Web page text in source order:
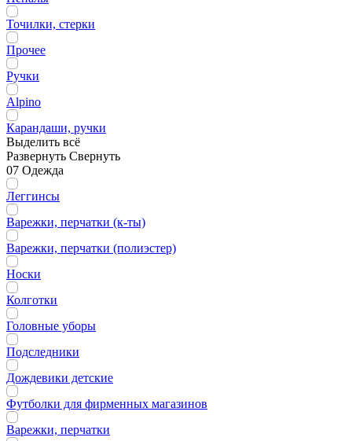
Точилки, стерки
Прочее
Ручки
Alpino
Карандаши, ручки
Выделить всё
Развернуть Свернуть
07 Одежда
Леггинсы
Варежки, перчатки (к-ты)
Варежки, перчатки (полиэстер)
Носки
Колготки
Головные уборы
Подследники
Дождевики детские
Футболки для фирменных магазинов
Варежки, перчатки